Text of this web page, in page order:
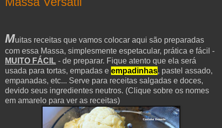
Muitas receitas que vamos colocar aqui são preparadas
com essa Massa, simplesmente espetacular, prática e fácil -
MUITO FÁCIL - de preparar. Fique atento que ela será
usada para tortas, empadas e empadinhas, pastel assado,
empanadas, etc... Serve para receitas salgadas e doces,
devido seus ingredientes neutros. (Clique sobre os nomes
em amarelo para ver as receitas)